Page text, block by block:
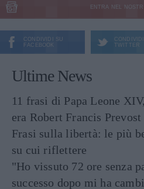
ENTRA NEL
CONDIVIDI SU
FACEBOOK
TWITTER
Ultime News
11 frasi di Papa Leone
era Robert Francis Prevost
Frasi sulla libertà: le più
su cui riflettere
"Ho vissuto 72 ore senza
successo dopo mi ha